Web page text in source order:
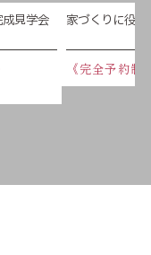
成見学会
家づくりに役
《完全予約制